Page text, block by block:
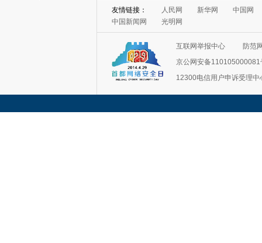
友情链接： 人民网 新华网
中国网
中国新闻网
光明网
互联网举报中心
防范
京公网安备110105000081
12300电信用户申诉受理中